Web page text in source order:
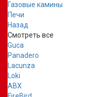
Газовые камины
Печи
Назад
Смотреть все
Guca
Panadero
Lacunza
Loki
ABX